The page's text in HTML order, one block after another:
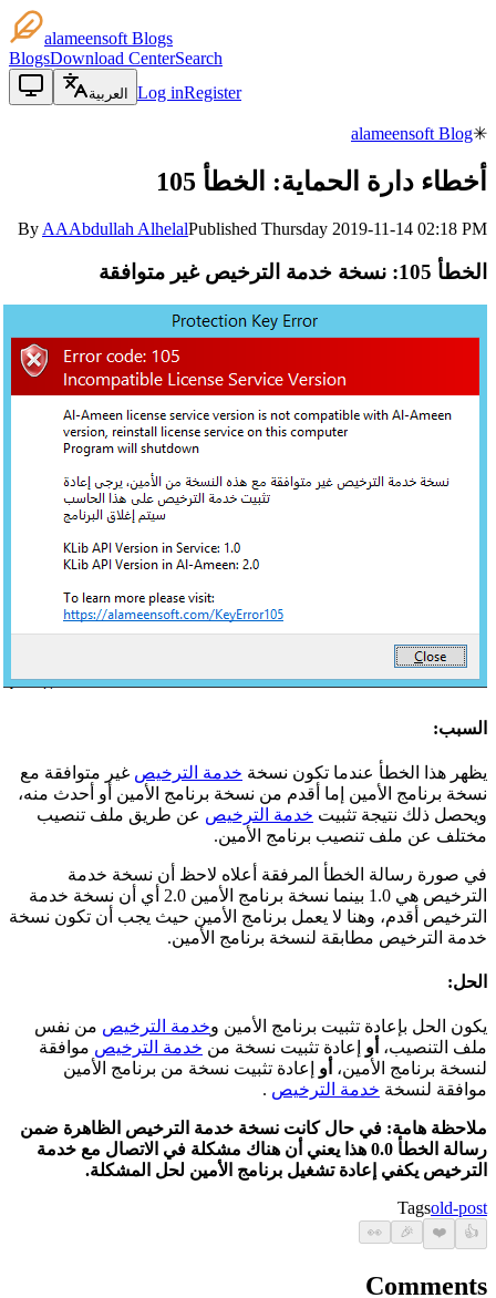
alameensoft Blogs
BlogsDownload CenterSearch
العربية Log inRegister
✳
alameensoft Blog
أخطاء دارة الحماية: الخطأ 105
By AAAbdullah AlhelalPublished Thursday 2019-11-14 02:18 PM
الخطأ 105: نسخة خدمة الترخيص غير متوافقة
السبب:
يظهر هذا الخطأ عندما تكون نسخة خدمة الترخيص غير متوافقة مع
نسخة برنامج الأمين إما أقدم من نسخة برنامج الأمين أو أحدث منه،
ويحصل ذلك نتيجة تثبيت خدمة الترخيص عن طريق ملف تنصيب
مختلف عن ملف تنصيب برنامج الأمين.
في صورة رسالة الخطأ المرفقة أعلاه لاحظ أن نسخة خدمة
الترخيص هي 1.0 بينما نسخة برنامج الأمين 2.0 أي أن نسخة خدمة
الترخيص أقدم، وهنا لا يعمل برنامج الأمين حيث يجب أن تكون نسخة
خدمة الترخيص مطابقة لنسخة برنامج الأمين.
الحل:
يكون الحل بإعادة تثبيت برنامج الأمين وخدمة الترخيص من نفس
ملف التنصيب، أو إعادة تثبيت نسخة من خدمة الترخيص موافقة
لنسخة برنامج الأمين، أو إعادة تثبيت نسخة من برنامج الأمين
موافقة لنسخة خدمة الترخيص .
ملاحظة هامة: في حال كانت نسخة خدمة الترخيص الظاهرة ضمن
رسالة الخطأ 0.0 هذا يعني أن هناك مشكلة في الاتصال مع خدمة
الترخيص يكفي إعادة تشغيل برنامج الأمين لحل المشكلة.
Tagsold-post
👍
❤️
🎉
👀
Comments